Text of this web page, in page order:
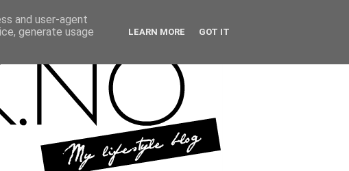
and user-agent
generate usage
LEARN MORE GOT IT